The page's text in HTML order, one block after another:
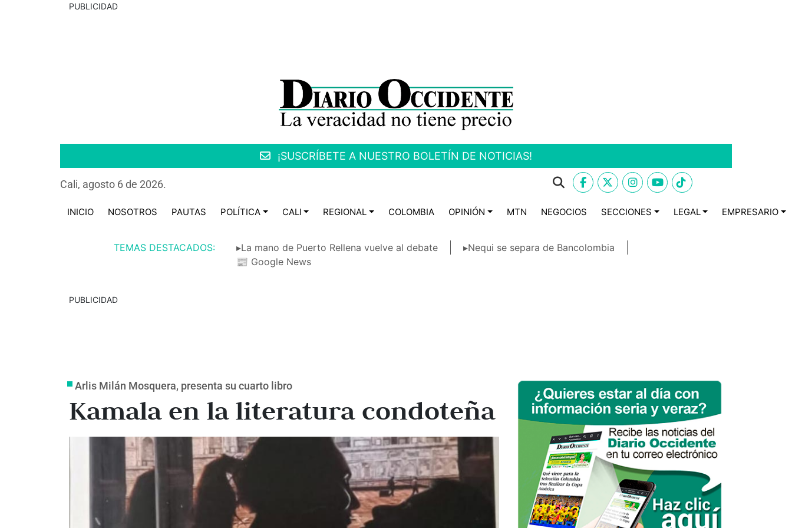
PUBLICIDAD
¡SUSCRÍBETE A NUESTRO BOLETÍN DE NOTICIAS!
Cali, agosto 6 de 2026.
INICIO NOSOTROS PAUTAS POLÍTICA CALI REGIONAL COLOMBIA OPINIÓN MTN NEGOCIOS SECCIONES LEGAL EMPRESARIO
TEMAS DESTACADOS: ▸La mano de Puerto Rellena vuelve al debate
▸Nequi se separa de Bancolombia
📰 Google News
PUBLICIDAD
Arlis Milán Mosquera, presenta su cuarto libro
Kamala en la literatura condoteña